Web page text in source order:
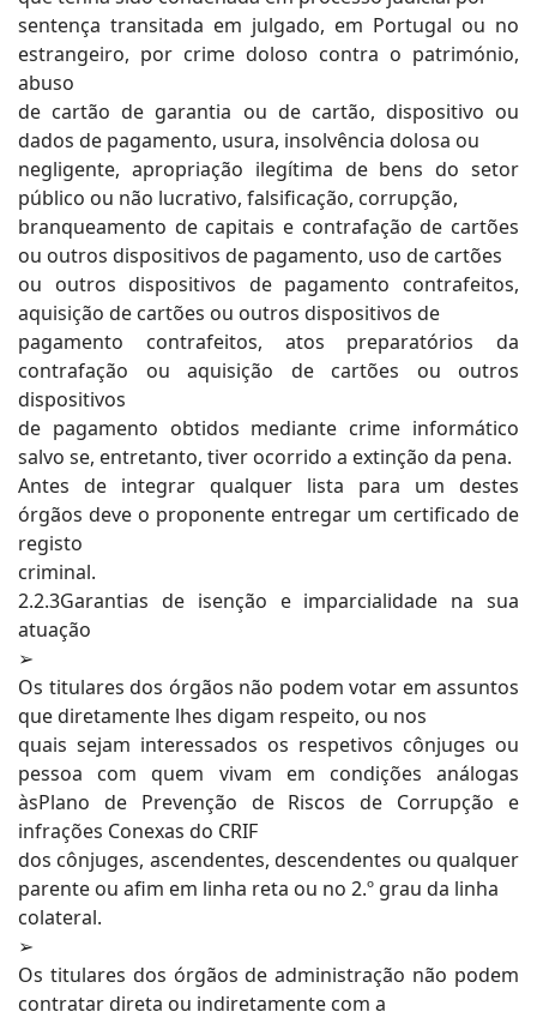
sentença transitada em julgado, em Portugal ou no
estrangeiro, por crime doloso contra o património,
abuso
de cartão de garantia ou de cartão, dispositivo ou
dados de pagamento, usura, insolvência dolosa ou
negligente, apropriação ilegítima de bens do setor
público ou não lucrativo, falsificação, corrupção,
branqueamento de capitais e contrafação de cartões
ou outros dispositivos de pagamento, uso de cartões
ou outros dispositivos de pagamento contrafeitos,
aquisição de cartões ou outros dispositivos de
pagamento contrafeitos, atos preparatórios da
contrafação ou aquisição de cartões ou outros
dispositivos
de pagamento obtidos mediante crime informático
salvo se, entretanto, tiver ocorrido a extinção da pena.
Antes de integrar qualquer lista para um destes
órgãos deve o proponente entregar um certificado de
registo
criminal.
2.2.3Garantias de isenção e imparcialidade na sua
atuação
➢
Os titulares dos órgãos não podem votar em assuntos
que diretamente lhes digam respeito, ou nos
quais sejam interessados os respetivos cônjuges ou
pessoa com quem vivam em condições análogas
àsPlano de Prevenção de Riscos de Corrupção e
infrações Conexas do CRIF
dos cônjuges, ascendentes, descendentes ou qualquer
parente ou afim em linha reta ou no 2.º grau da linha
colateral.
➢
Os titulares dos órgãos de administração não podem
contratar direta ou indiretamente com a